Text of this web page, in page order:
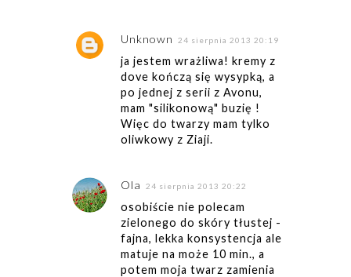
Unknown 24 sierpnia 2013 20:19
ja jestem wrażliwa! kremy z
dove kończą się wysypką, a
po jednej z serii z Avonu,
mam "silikonową" buzię !
Więc do twarzy mam tylko
oliwkowy z Ziaji.
Ola 24 sierpnia 2013 20:22
osobiście nie polecam
zielonego do skóry tłustej -
fajna, lekka konsystencja ale
matuje na może 10 min., a
potem moja twarz zamienia